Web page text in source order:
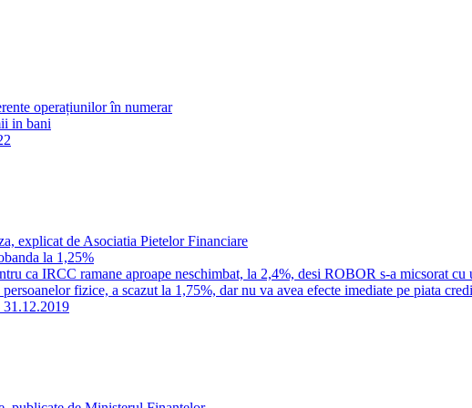
operațiunilor în numerar
in bani
explicat de Asociatia Pietelor Financiare
la 1,25%
ca IRCC ramane aproape neschimbat, la 2,4%, desi ROBOR s-a micsorat cu
fizice, a scazut la 1,75%, dar nu va avea efecte imediate pe piata